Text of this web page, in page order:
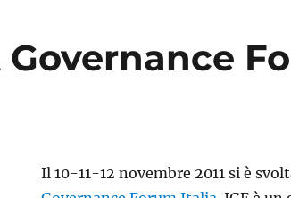
Governance
Il 10-11-12 novembre 2011 si è